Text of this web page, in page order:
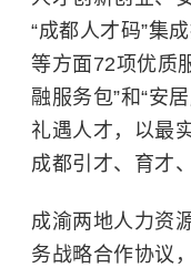
“成都人才码”集
等方面72项优质
融服务包”和“安
礼遇人才，以最
成都引才、育才
成渝两地人力资
务战略合作协议